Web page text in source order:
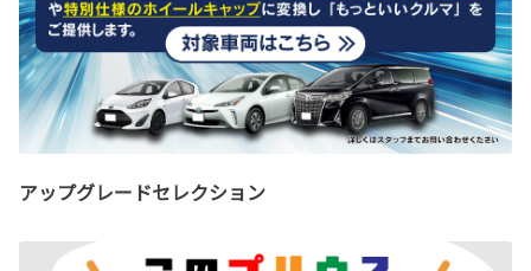
アップグレードセレクション